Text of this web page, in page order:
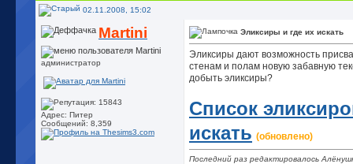
02.11.2008, 15:02
Martini
администратор
Адрес: Питер
Сообщений: 8,359
Эликсиры и где их искать
Эликсиры дают возможность
стенам и полам новую забавную
добыть эликсиры?
Список
искать (обновлено)
Последний раз редактировалось